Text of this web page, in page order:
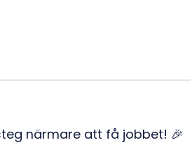
närmare att få jobbet! 🎉